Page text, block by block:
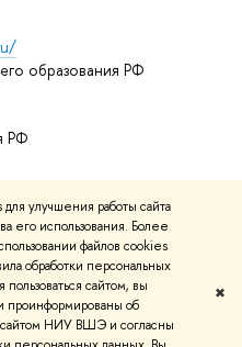
улучшения работы сайта
его использования. Более
файлов cookies
обработки персональных
пользоваться сайтом, вы
проинформированы об
сайтом НИУ ВШЭ и согласны
✖
образования РФ
РФ
курсы
контактыУсловия
конфиденциальности